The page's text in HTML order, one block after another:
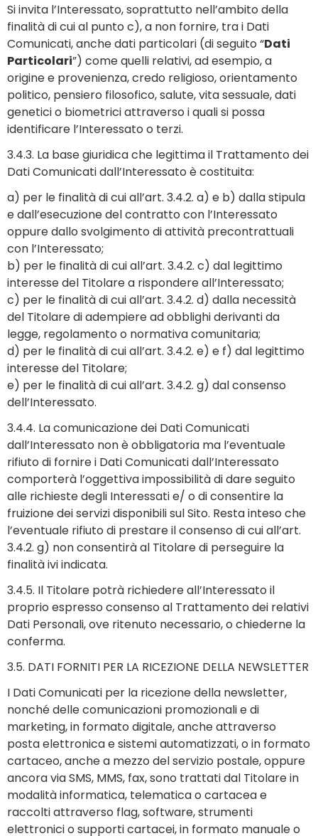
Si invita l’Interessato, soprattutto nell’ambito della
finalità di cui al punto c), a non fornire, tra i Dati
Comunicati, anche dati particolari (di seguito “Dati
Particolari”) come quelli relativi, ad esempio, a
origine e provenienza, credo religioso, orientamento
politico, pensiero filosofico, salute, vita sessuale, dati
genetici o biometrici attraverso i quali si possa
identificare l’Interessato o terzi.
3.4.3. La base giuridica che legittima il Trattamento dei
Dati Comunicati dall’Interessato è costituita:
a) per le finalità di cui all’art. 3.4.2. a) e b) dalla stipula
e dall’esecuzione del contratto con l’Interessato
oppure dallo svolgimento di attività precontrattuali
con l’Interessato;
b) per le finalità di cui all’art. 3.4.2. c) dal legittimo
interesse del Titolare a rispondere all’Interessato;
c) per le finalità di cui all’art. 3.4.2. d) dalla necessità
del Titolare di adempiere ad obblighi derivanti da
legge, regolamento o normativa comunitaria;
d) per le finalità di cui all’art. 3.4.2. e) e f) dal legittimo
interesse del Titolare;
e) per le finalità di cui all’art. 3.4.2. g) dal consenso
dell’Interessato.
3.4.4. La comunicazione dei Dati Comunicati
dall’Interessato non è obbligatoria ma l’eventuale
rifiuto di fornire i Dati Comunicati dall’Interessato
comporterà l’oggettiva impossibilità di dare seguito
alle richieste degli Interessati e/ o di consentire la
fruizione dei servizi disponibili sul Sito. Resta inteso che
l’eventuale rifiuto di prestare il consenso di cui all’art.
3.4.2. g) non consentirà al Titolare di perseguire la
finalità ivi indicata.
3.4.5. Il Titolare potrà richiedere all’Interessato il
proprio espresso consenso al Trattamento dei relativi
Dati Personali, ove ritenuto necessario, o chiederne la
conferma.
3.5. DATI FORNITI PER LA RICEZIONE DELLA NEWSLETTER
I Dati Comunicati per la ricezione della newsletter,
nonché delle comunicazioni promozionali e di
marketing, in formato digitale, anche attraverso
posta elettronica e sistemi automatizzati, o in formato
cartaceo, anche a mezzo del servizio postale, oppure
ancora via SMS, MMS, fax, sono trattati dal Titolare in
modalità informatica, telematica o cartacea e
raccolti attraverso flag, software, strumenti
elettronici o supporti cartacei, in formato manuale o